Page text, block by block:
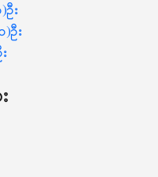
ဦး
)ဦး